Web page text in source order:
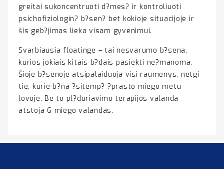
greitai sukoncentruoti d?mes? ir kontroliuoti
psichofiziologin? b?sen? bet kokioje situacijoje ir
šis geb?jimas lieka visam gyvenimui.
Svarbiausia floatinge – tai nesvarumo b?sena,
kurios jokiais kitais b?dais pasiekti ne?manoma.
Šioje b?senoje atsipalaiduoja visi raumenys, netgi
tie, kurie b?na ?sitemp? ?prasto miego metu
lovoje. Be to pl?duriavimo terapijos valanda
atstoja 6 miego valandas.